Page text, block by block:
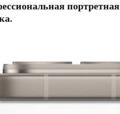
портретная